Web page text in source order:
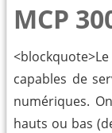
MCP
capables de
numériques.
hauts ou bas